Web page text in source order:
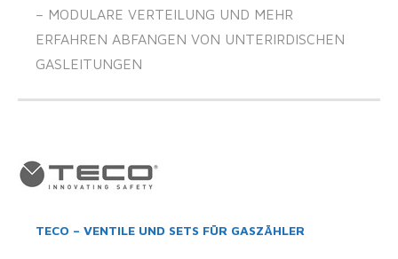
– MODULARE VERTEILUNG UND MEHR
ERFAHREN ABFANGEN VON UNTERIRDISCHEN
GASLEITUNGEN
TECO – VENTILE UND SETS FÜR GASZÄHLER